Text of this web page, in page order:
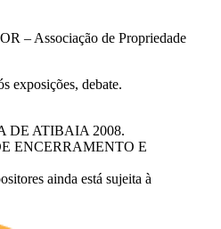
– Associação de Propriedade
exposições, debate.
DE ATIBAIA 2008.
ENCERRAMENTO E
ainda está sujeita à